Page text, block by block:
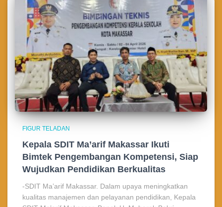
FIGUR TELADAN
Kepala SDIT Ma’arif Makassar Ikuti
Bimtek Pengembangan Kompetensi, Siap
Wujudkan Pendidikan Berkualitas
-SDIT Ma’arif Makassar. Dalam upaya meningkatkan
kualitas manajemen dan pelayanan pendidikan, Kepala